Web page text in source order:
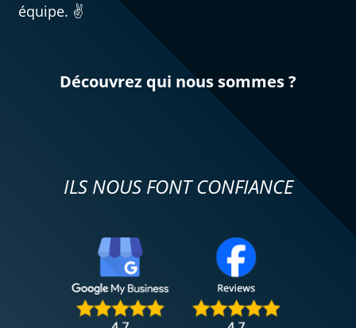
équipe. ✌️
Découvrez qui nous sommes ?
ILS NOUS FONT CONFIANCE